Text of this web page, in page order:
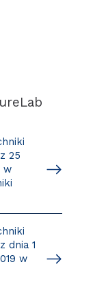
25
w
dnia 1
w